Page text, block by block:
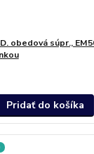
obedová súpr.,
Pridať do košíka